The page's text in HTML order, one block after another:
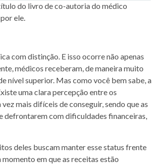
do livro de co-autoria do médico
ele.
com distinção. E isso ocorre não apenas
médicos receberam, de maneira muito
nível superior. Mas como você bem sabe, a
uma clara percepção entre os
mais difíceis de conseguir, sendo que as
defrontarem com dificuldades financeiras,
deles buscam manter esse status frente
momento em que as receitas estão